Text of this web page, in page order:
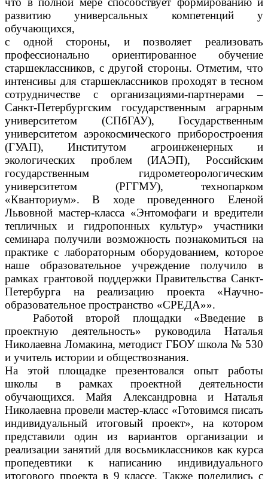
развитию универсальных компетенций у
обучающихся,
с одной стороны, и позволяет реализовать
профессионально ориентированное обучение
старшеклассников, с другой стороны. Отметим, что
интенсивы для старшеклассников проходят в тесном
сотрудничестве с организациями-партнерами –
Санкт-Петербургским государственным аграрным
университетом (СПбГАУ), Государственным
университетом аэрокосмического приборостроения
(ГУАП), Институтом агроинженерных и
экологических проблем (ИАЭП), Российским
государственным гидрометеорологическим
университетом (РГГМУ), технопарком
«Кванториум».
В ходе проведенного Еленой
Львовной мастер-класса «Энтомофаги и вредители
тепличных и гидропонных культур»
участники
семинара получили возможность познакомиться на
практике с лабораторным оборудованием, которое
наше образовательное учреждение получило в
рамках грантовой поддержки Правительства Санкт-
Петербурга на реализацию проекта «Научно-
образовательное пространство «СРЕДА»».
Работой второй площадки «Введение в
проектную деятельность»
руководила Наталья
Николаевна Ломакина,методист ГБОУ школа № 530
и учитель истории и обществознания.
На этой площадке презентовался опыт работы
школы в рамках проектной деятельности
обучающихся. Майя Александровна и Наталья
Николаевна провели мастер-класс «Готовимся писать
индивидуальный итоговый проект», на котором
представили один из вариантов организации и
реализации занятий для восьмиклассников как курса
пропедевтики к написанию индивидуального
итогового проекта в 9 классе. Также поделились с